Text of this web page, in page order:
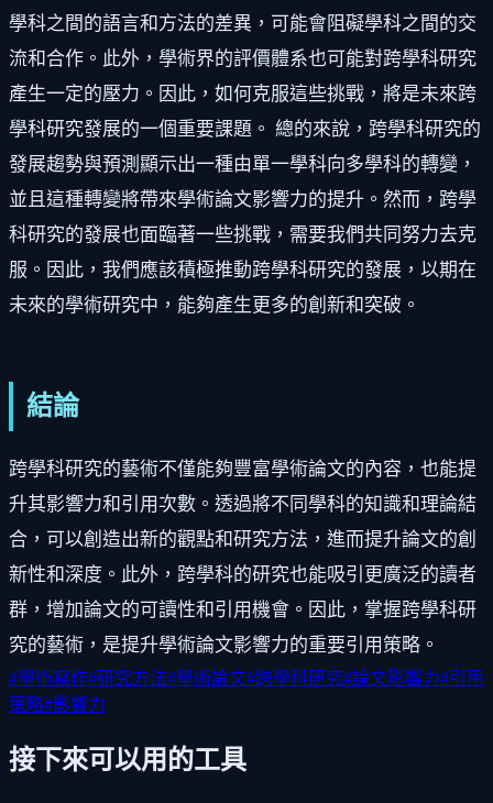
學科之間的語言和方法的差異，可能會阻礙學科之間的交
流和合作。此外，學術界的評價體系也可能對跨學科研究
產生一定的壓力。因此，如何克服這些挑戰，將是未來跨
學科研究發展的一個重要課題。 總的來說，跨學科研究的
發展趨勢與預測顯示出一種由單一學科向多學科的轉變，
並且這種轉變將帶來學術論文影響力的提升。然而，跨學
科研究的發展也面臨著一些挑戰，需要我們共同努力去克
服。因此，我們應該積極推動跨學科研究的發展，以期在
未來的學術研究中，能夠產生更多的創新和突破。
結論
跨學科研究的藝術不僅能夠豐富學術論文的內容，也能提
升其影響力和引用次數。透過將不同學科的知識和理論結
合，可以創造出新的觀點和研究方法，進而提升論文的創
新性和深度。此外，跨學科的研究也能吸引更廣泛的讀者
群，增加論文的可讀性和引用機會。因此，掌握跨學科研
究的藝術，是提升學術論文影響力的重要引用策略。
#學術寫作#研究方法#學術論文#跨學科研究#論文影響力#引用
策略#影響力
接下來可以用的工具